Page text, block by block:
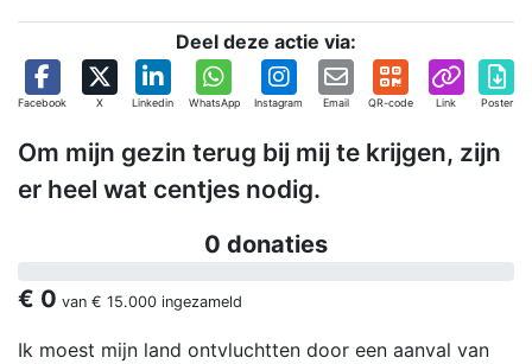
Deel deze actie via:
Facebook X Linkedin WhatsApp Instagram Email QR-code Link Poster
Om mijn gezin terug bij mij te krijgen, zijn
er heel wat centjes nodig.
0 donaties
€ 0 van € 15.000 ingezameld
Ik moest mijn land ontvluchtten door een aanval van